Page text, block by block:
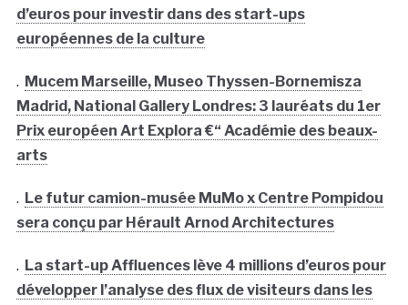
d’euros pour investir dans des start-ups
européennes de la culture
. Mucem Marseille, Museo Thyssen-Bornemisza
Madrid, National Gallery Londres: 3 lauréats du 1er
Prix européen Art Explora €“ Académie des beaux-
arts
. Le futur camion-musée MuMo x Centre Pompidou
sera conçu par Hérault Arnod Architectures
. La start-up Affluences lève 4 millions d’euros pour
développer l’analyse des flux de visiteurs dans les